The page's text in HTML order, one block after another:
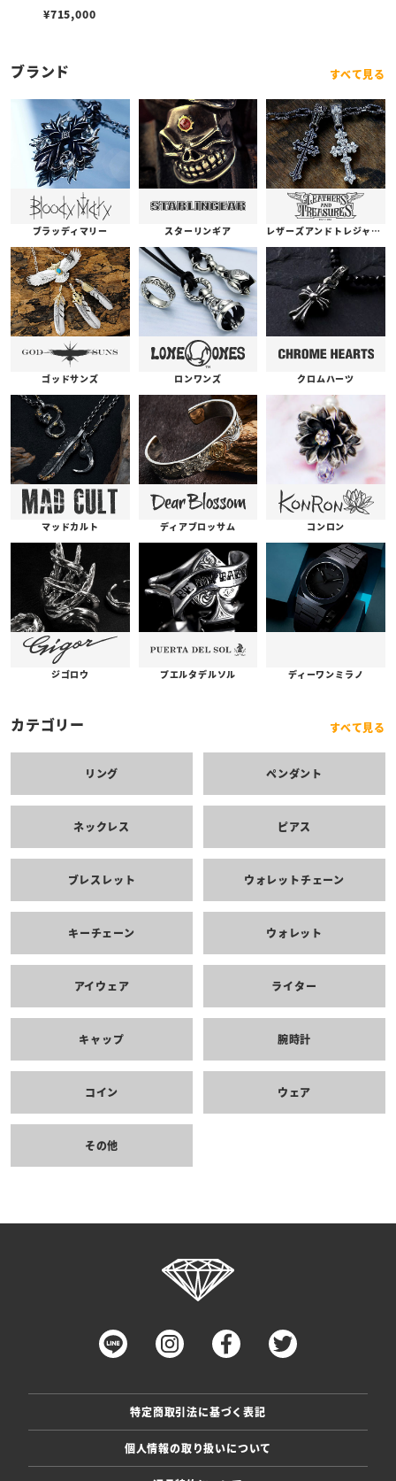
ップ ID - Floral cross w/
¥715,000
ブランド すべて見る
ブラッディマリー スターリンギア レザーズアンドトレジャーズ
ゴッドサンズ ロンワンズ クロムハーツ
マッドカルト ディアブロッサム コンロン
ジゴロウ プエルタデルソル ディーワンミラノ
カテゴリー すべて見る
リング ペンダント
ネックレス ピアス
ブレスレット ウォレットチェーン
キーチェーン ウォレット
アイウェア ライター
キャップ 腕時計
コイン ウェア
その他
特定商取引法に基づく表記
個人情報の取り扱いについて